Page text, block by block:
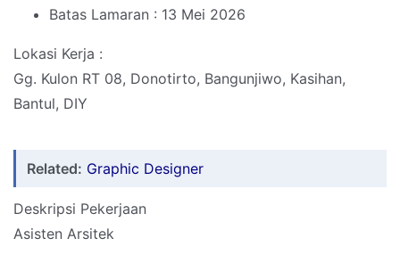
Batas Lamaran : 13 Mei 2026
Lokasi Kerja :
Gg. Kulon RT 08, Donotirto, Bangunjiwo, Kasihan,
Bantul, DIY
Related: Graphic Designer
Deskripsi Pekerjaan
Asisten Arsitek